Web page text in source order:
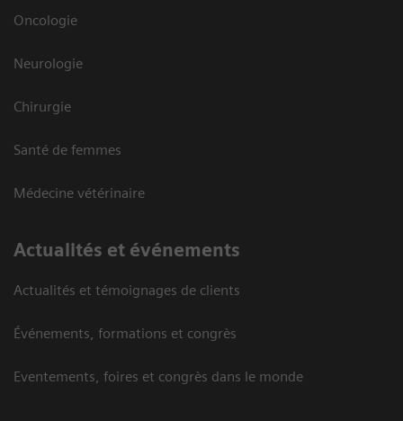
Oncologie
Neurologie
Chirurgie
Santé de femmes
Médecine vétérinaire
Actualités et événements
Actualités et témoignages de clients
Événements, formations et congrès
Eventements, foires et congrès dans le monde